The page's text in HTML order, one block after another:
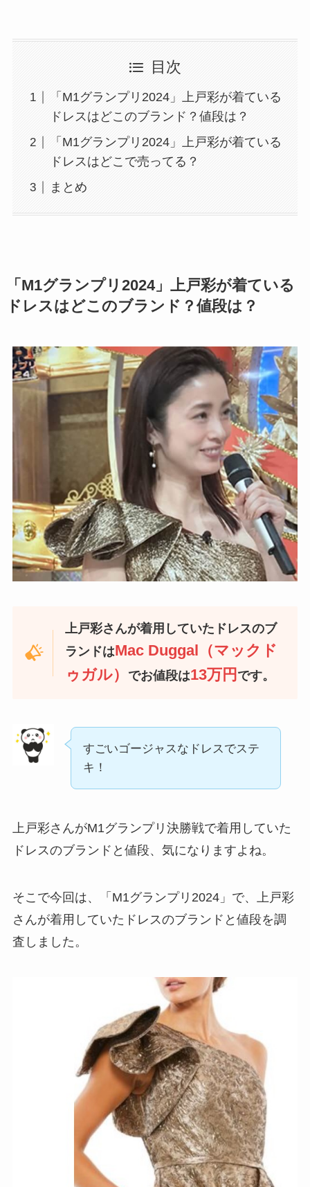
目次
「M1グランプリ2024」上戸彩が着ている
ドレスはどこのブランド？値段は？
「M1グランプリ2024」上戸彩が着ている
ドレスはどこで売ってる？
まとめ
「M1グランプリ2024」上戸彩が着ている
ドレスはどこのブランド？値段は？
上戸彩さんが着用していたドレスのブ
ランドはMac Duggal（マックド
ゥガル）
でお値段は13万円 です。
すごいゴージャスなドレスでステ
キ！
上戸彩さんがM1グランプリ決勝戦で着用していた
ドレスのブランドと値段、気になりますよね。
そこで今回は、「M1グランプリ2024」で、上戸彩
さんが着用していたドレスのブランドと値段を調
査しました。